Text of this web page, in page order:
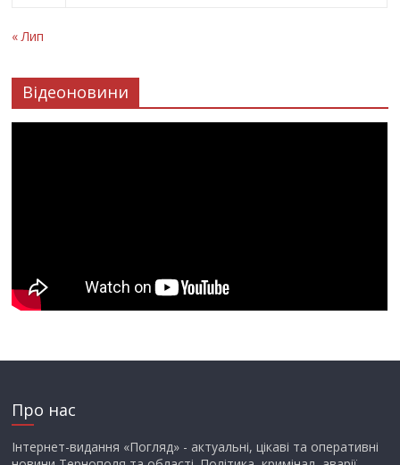
« Лип
Відеоновини
Про нас
Інтернет-видання «Погляд» - актуальні, цікаві та оперативні